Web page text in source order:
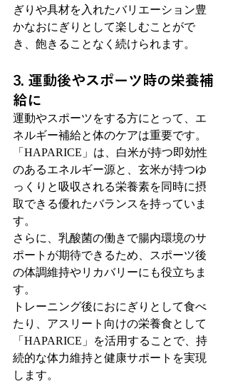
ぎりや具材を入れたバリエーション豊
かなおにぎりとして楽しむことがで
き、飽きることなく続けられます。
3. 運動後やスポーツ時の栄養補
給に
運動やスポーツをする方にとって、エ
ネルギー補給と体のケアは重要です。
「HAPARICE」は、白米が持つ即効性
のあるエネルギー源と、玄米が持つゆ
っくりと吸収される栄養素を同時に摂
取できる優れたバランスを持っていま
す。
さらに、乳酸菌の働きで腸内環境のサ
ポートが期待できるため、スポーツ後
の体調維持やリカバリーにも役立ちま
す。
トレーニング後におにぎりとして食べ
たり、アスリート向けの栄養食として
「HAPARICE」を活用することで、持
続的な体力維持と健康サポートを実現
します。